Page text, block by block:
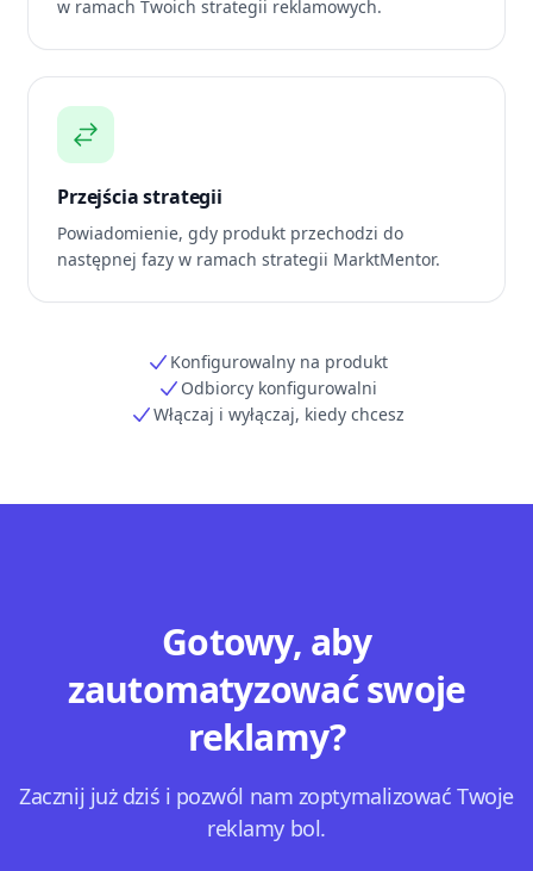
w ramach Twoich strategii reklamowych.
Przejścia strategii
Powiadomienie, gdy produkt przechodzi do
następnej fazy w ramach strategii MarktMentor.
Konfigurowalny na produkt
Odbiorcy konfigurowalni
Włączaj i wyłączaj, kiedy chcesz
Gotowy, aby
zautomatyzować swoje
reklamy?
Zacznij już dziś i pozwól nam zoptymalizować Twoje
reklamy bol.